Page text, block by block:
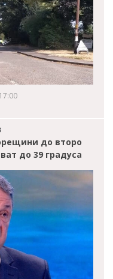
до второ
до 39 градуса